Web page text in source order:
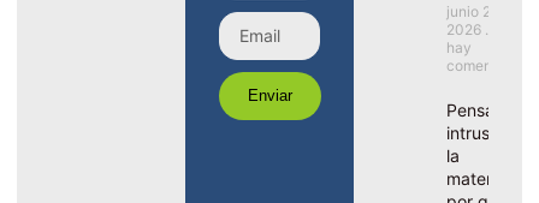
Enviar
junio 29,
2026
hay
comentarios
intrusivos
la